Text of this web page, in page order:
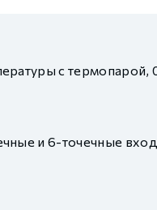
с термопарой,
и 6-точечные